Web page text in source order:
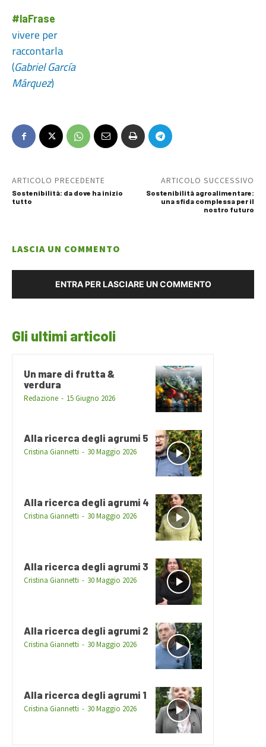
#laFrase
vivere per
raccontarla
(Gabriel García
Márquez)
ARTICOLO PRECEDENTE
Sostenibilità: da dove ha inizio
tutto
ARTICOLO SUCCESSIVO
Sostenibilità agroalimentare:
una sfida complessa per il
nostro futuro
LASCIA UN COMMENTO
ENTRA PER LASCIARE UN COMMENTO
Gli ultimi articoli
Un mare di frutta &
verdura
Redazione - 15 Giugno 2026
Alla ricerca degli agrumi 5
Cristina Giannetti - 30 Maggio 2026
Alla ricerca degli agrumi 4
Cristina Giannetti - 30 Maggio 2026
Alla ricerca degli agrumi 3
Cristina Giannetti - 30 Maggio 2026
Alla ricerca degli agrumi 2
Cristina Giannetti - 30 Maggio 2026
Alla ricerca degli agrumi 1
Cristina Giannetti - 30 Maggio 2026